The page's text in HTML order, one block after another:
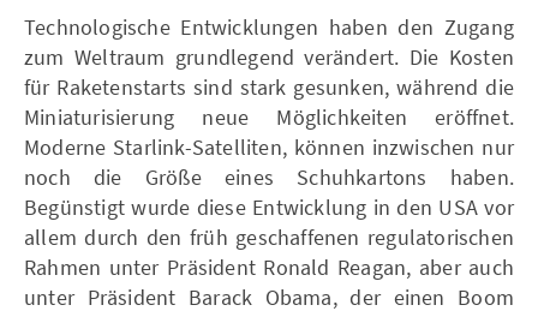
Technologische Entwicklungen haben den Zugang
zum Weltraum grundlegend verändert. Die Kosten
für Raketenstarts sind stark gesunken, während die
Miniaturisierung neue Möglichkeiten eröffnet.
Moderne Starlink-Satelliten, können inzwischen nur
noch die Größe eines Schuhkartons haben.
Begünstigt wurde diese Entwicklung in den USA vor
allem durch den früh geschaffenen regulatorischen
Rahmen unter Präsident Ronald Reagan, aber auch
unter Präsident Barack Obama, der einen Boom